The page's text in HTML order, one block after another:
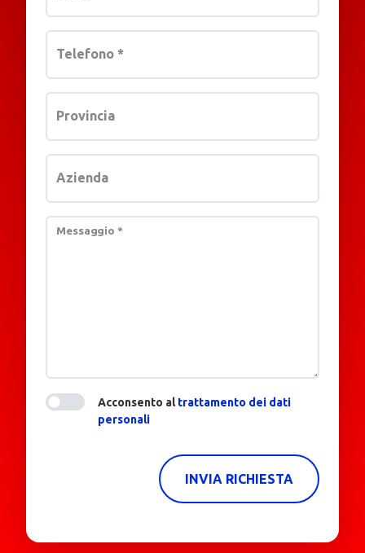
Telefono *
Provincia
Azienda
Messaggio *
Acconsento altrattamento dei dati
personali
INVIA RICHIESTA